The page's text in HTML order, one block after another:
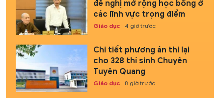
đề nghị mở rộng học bổng ở
các lĩnh vực trọng điểm
Giáo dục 4 giờ trước
Chi tiết phương án thi lại
cho 328 thí sinh Chuyên
Tuyên Quang
Giáo dục 8 giờ trước